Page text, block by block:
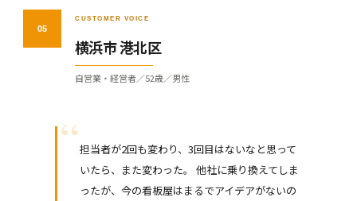
05
CUSTOMER VOICE
横浜市 港北区
自営業・経営者／52歳／男性
担当者が2回も変わり、3回目はないなと思って
いたら、また変わった。 他社に乗り換えてしま
ったが、今の看板屋はまるでアイデアがないの